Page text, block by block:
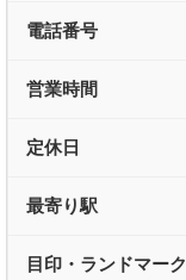
電話番号
営業時間
定休日
最寄り駅
目印・ランドマーク